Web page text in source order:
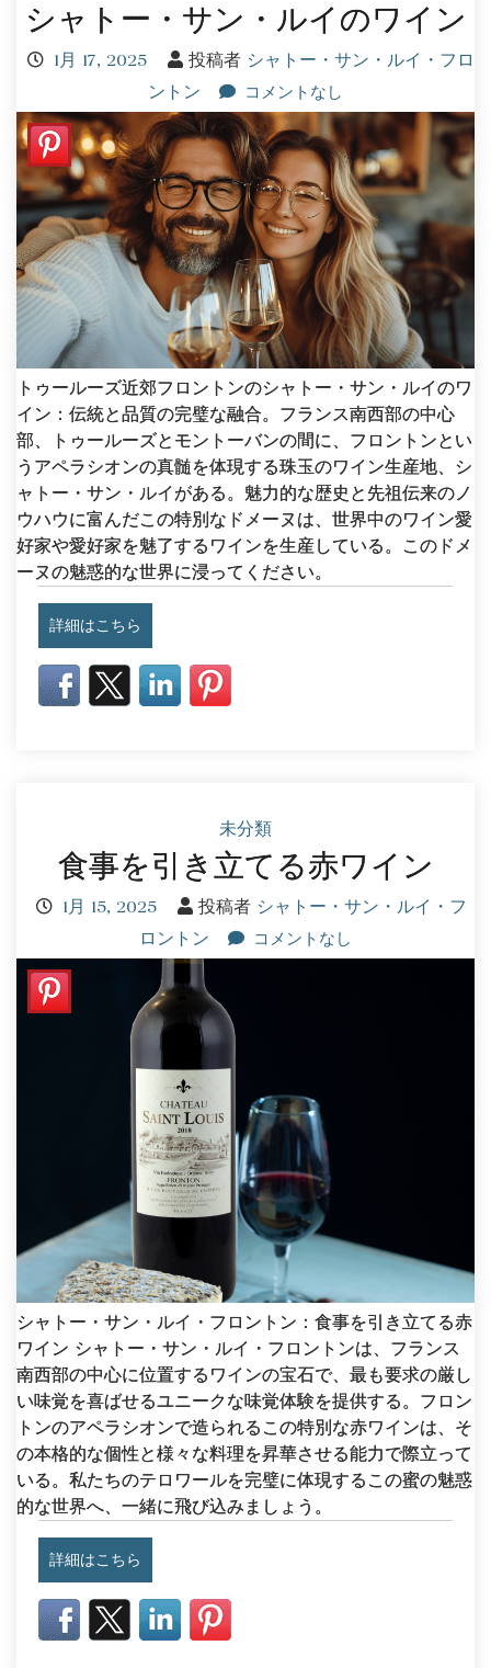
シャトー・サン・ルイのワイン
1月 17, 2025 投稿者 シャトー・サン・ルイ・フロ
ントン
コメントなし
トゥールーズ近郊フロントンのシャトー・サン・ルイのワ
イン：伝統と品質の完璧な融合。フランス南西部の中心
部、トゥールーズとモントーバンの間に、フロントンとい
うアペラシオンの真髄を体現する珠玉のワイン生産地、シ
ャトー・サン・ルイがある。魅力的な歴史と先祖伝来のノ
ウハウに富んだこの特別なドメーヌは、世界中のワイン愛
好家や愛好家を魅了するワインを生産している。このドメ
ーヌの魅惑的な世界に浸ってください。
詳細はこちら
未分類
食事を引き立てる赤ワイン
1月 15, 2025 投稿者 シャトー・サン・ルイ・フ
ロントン
コメントなし
シャトー・サン・ルイ・フロントン：食事を引き立てる赤
ワイン シャトー・サン・ルイ・フロントンは、フランス
南西部の中心に位置するワインの宝石で、最も要求の厳し
い味覚を喜ばせるユニークな味覚体験を提供する。フロン
トンのアペラシオンで造られるこの特別な赤ワインは、そ
の本格的な個性と様々な料理を昇華させる能力で際立って
いる。私たちのテロワールを完璧に体現するこの蜜の魅惑
的な世界へ、一緒に飛び込みましょう。
詳細はこちら